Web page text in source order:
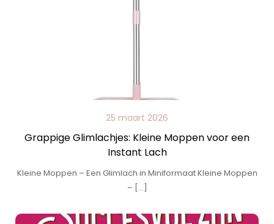
25 maart 2026
Grappige Glimlachjes: Kleine Moppen voor een
Instant Lach
Kleine Moppen – Een Glimlach in Miniformaat Kleine Moppen
– […]